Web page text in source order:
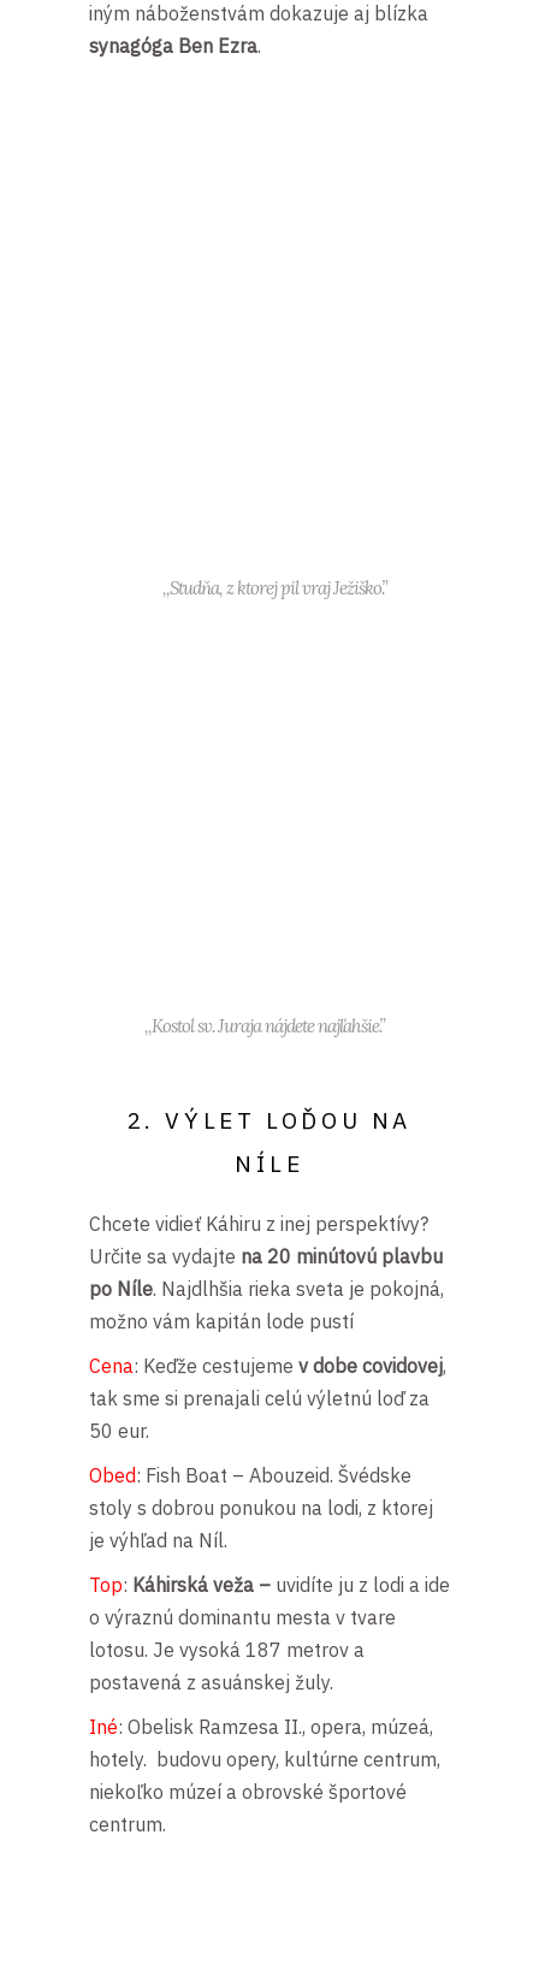
iným náboženstvám dokazuje aj blízka
synagóga Ben Ezra.
,,Studňa, z ktorej pil vraj Ježiško.”
,,Kostol sv. Juraja nájdete najľahšie.”
2. VÝLET LOĎOU NA
NÍLE
Chcete vidieť Káhiru z inej perspektívy?
Určite sa vydajte na 20 minútovú plavbu
po Níle. Najdlhšia rieka sveta je pokojná,
možno vám kapitán lode pustí
Cena: Keďže cestujeme v dobe covidovej,
tak sme si prenajali celú výletnú loď za
50 eur.
Obed: Fish Boat – Abouzeid. Švédske
stoly s dobrou ponukou na lodi, z ktorej
je výhľad na Níl.
Top: Káhirská veža – uvidíte ju z lodi a ide
o výraznú dominantu mesta v tvare
lotosu. Je vysoká 187 metrov a
postavená z asuánskej žuly.
Iné: Obelisk Ramzesa II., opera, múzeá,
hotely. budovu opery, kultúrne centrum,
niekoľko múzeí a obrovské športové
centrum.